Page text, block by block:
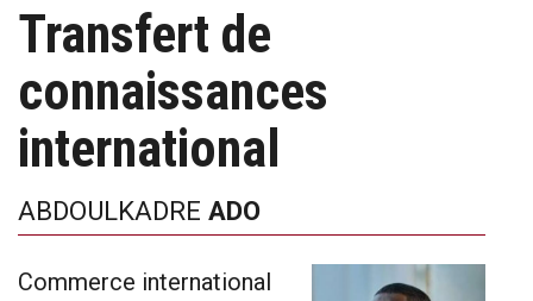
Transfert de
connaissances
international
ABDOULKADRE ADO
Commerce international